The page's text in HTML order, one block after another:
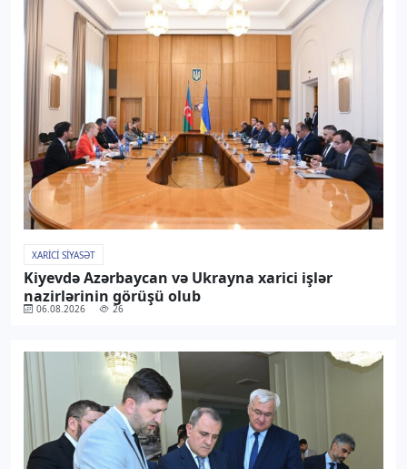
XARICI SIYASƏT
Kiyevdə Azərbaycan və Ukrayna xarici işlər
nazirlərinin görüşü olub
06.08.2026 26